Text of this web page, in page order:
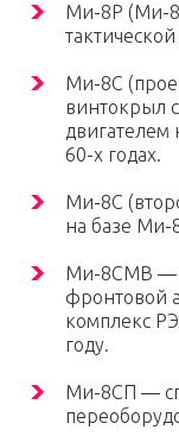
Ми-8Р (Ми-
Ми-8С
винтокрыл
двигателем
60-х годах.
Ми-8С
на базе Ми-
Ми-8СМВ —
фронтовой
комплекс
году.
Ми-8СП —